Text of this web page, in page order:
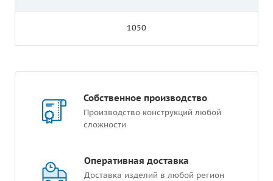
1050
Собственное производство
Производство конструкций любой
сложности
Оперативная доставка
Доставка изделий в любой регион